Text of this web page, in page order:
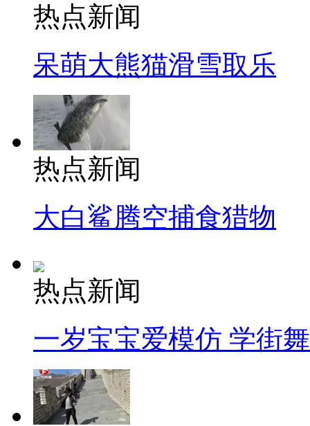
热点新闻
呆萌大熊猫滑雪取乐
热点新闻
大白鲨腾空捕食猎物
热点新闻
一岁宝宝爱模仿 学街